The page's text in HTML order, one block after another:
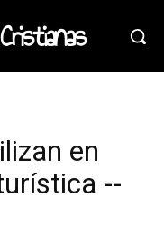
en
--